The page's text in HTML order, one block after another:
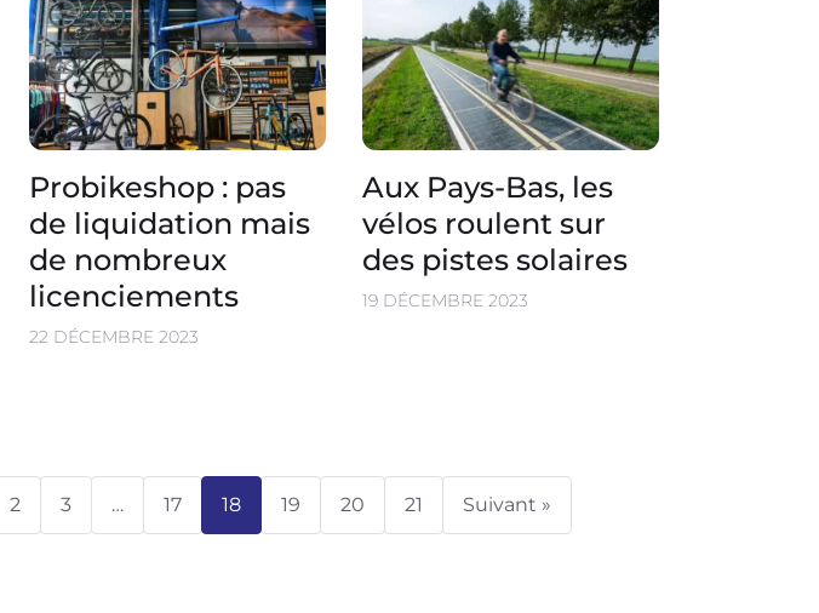
Probikeshop : pas
de liquidation mais
de nombreux
licenciements
22 DÉCEMBRE 2023
Aux Pays-Bas, les
vélos roulent sur
des pistes solaires
19 DÉCEMBRE 2023
2 3 … 17 18 19 20 21 Suivant »